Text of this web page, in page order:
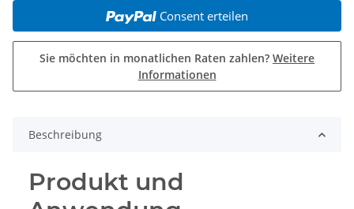
Consent erteilen
Sie möchten in monatlichen Raten zahlen? Weitere
Informationen
Beschreibung
Produkt und